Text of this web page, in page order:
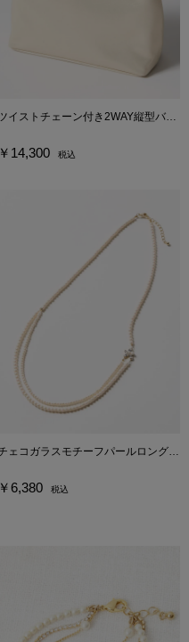
ツイストチェーン付き2WAY縦型バッグ
￥14,300 税込
チェコガラスモチーフパールロングネックレス
￥6,380 税込